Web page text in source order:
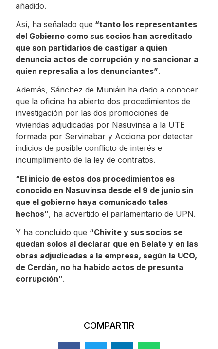
añadido.
Así, ha señalado que “tanto los representantes
del Gobierno como sus socios han acreditado
que son partidarios de castigar a quien
denuncia actos de corrupción y no sancionar a
quien represalia a los denunciantes”.
Además, Sánchez de Muniáin ha dado a conocer
que la oficina ha abierto dos procedimientos de
investigación por las dos promociones de
viviendas adjudicadas por Nasuvinsa a la UTE
formada por Servinabar y Acciona por detectar
indicios de posible conflicto de interés e
incumplimiento de la ley de contratos.
“El inicio de estos dos procedimientos es
conocido en Nasuvinsa desde el 9 de junio sin
que el gobierno haya comunicado tales
hechos”, ha advertido el parlamentario de UPN.
Y ha concluido que “Chivite y sus socios se
quedan solos al declarar que en Belate y en las
obras adjudicadas a la empresa, según la UCO,
de Cerdán, no ha habido actos de presunta
corrupción”.
COMPARTIR